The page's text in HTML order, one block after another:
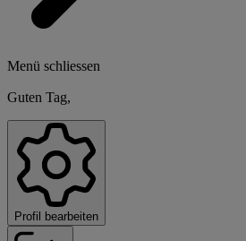
Menü schliessen
Guten Tag,
Profil bearbeiten